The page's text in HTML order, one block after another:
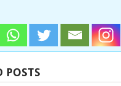
POSTS